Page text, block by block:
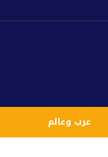
عرب وعالم